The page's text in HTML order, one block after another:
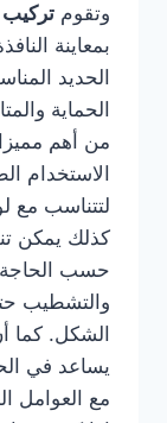
وتقوم
بمعاينة
الحديد
الحماية
من أهم
الاستخدام
لتتناسب مع
كذلك يمكن
حسب الحاجة.
والتشطيب
الشكل. كما
يساعد في
مع العوامل